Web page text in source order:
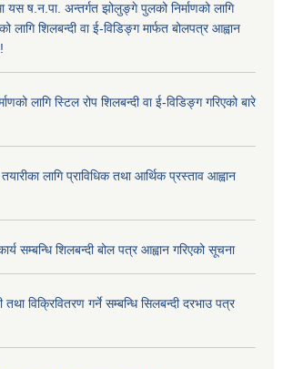
ष.न.पा. अन्तर्गत झोलुङ्गे पुलको निर्माणको लागि
लागि शिलबन्दी वा ई-विडिङ्ग मार्फत बोलपत्र आह्वान
लागि स्टिल रोप शिलबन्दी वा ई-विडिङ्ग गरिएको बारे
लागि प्राविधिक तथा आर्थिक प्रस्ताव आह्वान
सम्बन्धि शिलबन्दी बोल पत्र आह्वान गरिएको सूचना
विक्रिवितरण गर्ने सम्बन्धि सिलबन्दी दरभाउ पत्र